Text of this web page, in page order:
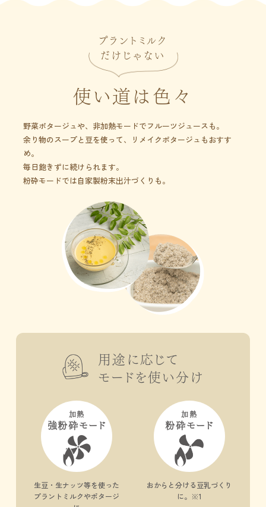
プラントミルク
だけじゃない
使い道は色々
野菜ポタージュや、非加熱モードでフルーツジュースも。
余り物のスープと豆を使って、リメイクポタージュもおすす
め。
毎日飽きずに続けられます。
粉砕モードでは自家製粉末出汁づくりも。
用途に応じて
モードを使い分け
加熱
強粉砕モード
生豆・生ナッツ等を使った
プラントミルクやポタージ
加熱
粉砕モード
おからと分ける豆乳づくり
に。 ※1